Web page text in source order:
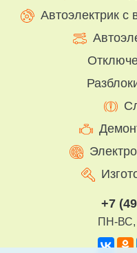
Автоэлектрик с
+7
ПН-ВС,